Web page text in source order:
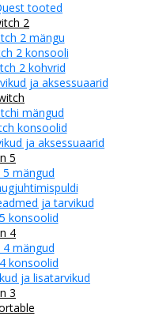
tooted
2
2 mängu
2 konsooli
2 kohvrid
ja aksessuaarid
mängud
konsoolid
ja aksessuaarid
5
mängud
ja tarvikud
konsoolid
4
mängud
konsoolid
ja lisatarvikud
3